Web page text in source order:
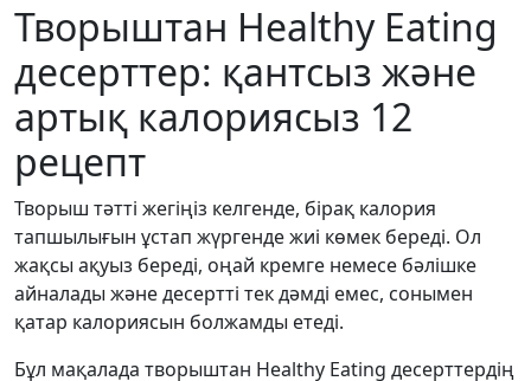
Творыштан Healthy Eating
десерттер: қантсыз және
артық калориясыз 12
рецепт
Творыш тәтті жегіңіз келгенде, бірақ калория
тапшылығын ұстап жүргенде жиі көмек береді. Ол
жақсы ақуыз береді, оңай кремге немесе бәлішке
айналады және десертті тек дәмді емес, сонымен
қатар калориясын болжамды етеді.
Бұл мақалада творыштан Healthy Eating десерттердің